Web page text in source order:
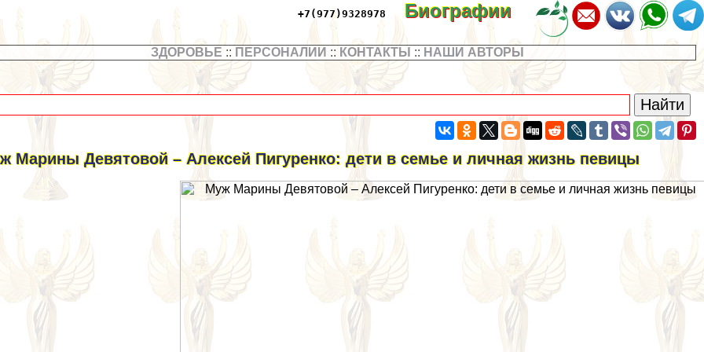
+7(977)9328978 Биографии
ЗДОРОВЬЕ :: ПЕРСОНАЛИИ :: КОНТАКТЫ :: НАШИ АВТОРЫ
Марины Девятовой – Алексей Пигуренко: дети в семье и личная жизнь певицы